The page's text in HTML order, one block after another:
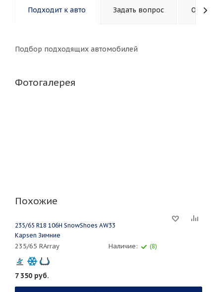
Подходит к авто Задать вопрос
Подбор подходящих автомобилей
Фотогалерея
Похожие
235/65 R18 106H SnowShoes AW33
Kapsen Зимние
235/65 RArray Наличие: (8)
7 350 руб.